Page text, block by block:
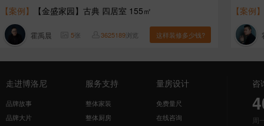
【案例】 【金盛家园】古典 四居室 155㎡
霍禹晨 5张 3625189浏览 这样装修多少钱?
【案例】
走进博洛尼
品牌故事
品牌大片
服务支持
整体家装
整体厨房
量房设计
免费量尺
在线咨询
咨
周